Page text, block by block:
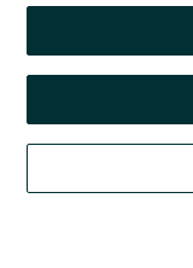
Nie pamiętasz
Kontynuując za